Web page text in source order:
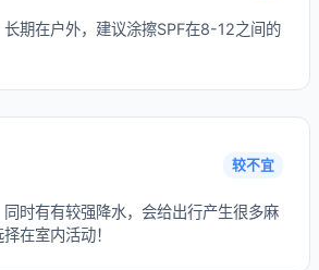
长期在户外，建议涂擦SPF在8-12之间的
较不宜
时有有较强降水，会给出行产生很多麻
在室内活动！